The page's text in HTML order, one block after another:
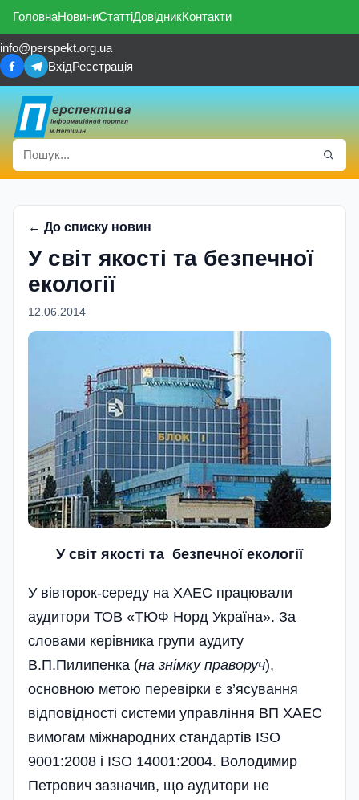
ГоловнаНовиниСтаттіДовідникКонтакти
info@perspekt.org.ua
ВхідРеєстрація
← До списку новин
У світ якості та безпечної
екології
12.06.2014
У світ якості та безпечної екології
У вівторок-середу на ХАЕС працювали
аудитори ТОВ «ТЮФ Норд Україна». За
словами керівника групи аудиту
В.П.Пилипенка (на знімку праворуч),
основною метою перевірки є з’ясування
відповідності системи управління ВП ХАЕС
вимогам міжнародних стандартів ISO
9001:2008 і ISO 14001:2004. Володимир
Петрович зазначив, що аудитори не